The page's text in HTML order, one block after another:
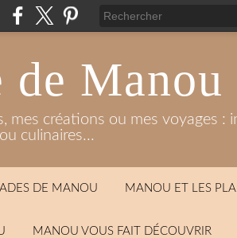
Manou
mes créations ou mes voyages :
culinaires...
DE MANOU MANOU ET LES
MANOU VOUS FAIT DÉCOUVRIR